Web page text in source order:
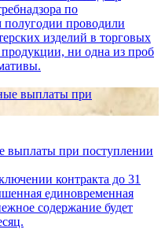
по
полугодии проводили
изделий в торговых
ни одна из проб
выплаты при поступлении
контракта до 31
единовременная
содержание будет